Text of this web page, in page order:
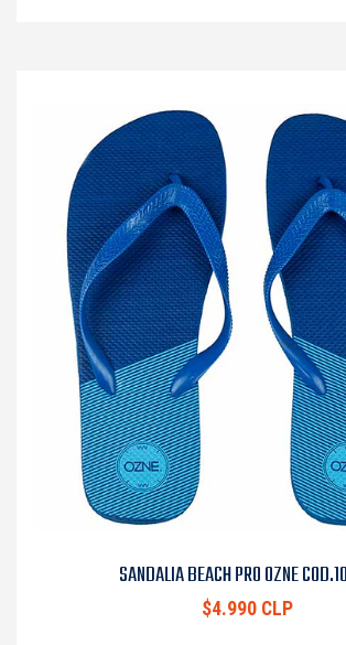
SANDALIA BEACH PRO OZNE
$4.990 CLP